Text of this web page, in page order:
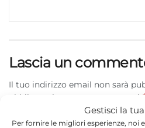
Gestisci la
Per fornire le migliori esperienze, noi
Lascia un
Il tuo indirizzo email non sarà
obbligatori sono contrassegnati
Commento *